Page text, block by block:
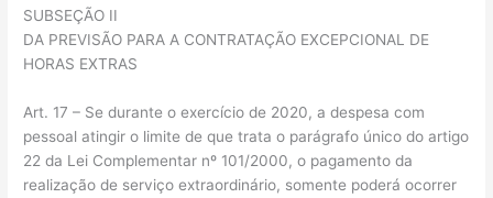
SUBSEÇÃO II
DA PREVISÃO PARA A CONTRATAÇÃO EXCEPCIONAL DE
HORAS EXTRAS
Art. 17 – Se durante o exercício de 2020, a despesa com
pessoal atingir o limite de que trata o parágrafo único do artigo
22 da Lei Complementar nº 101/2000, o pagamento da
realização de serviço extraordinário, somente poderá ocorrer